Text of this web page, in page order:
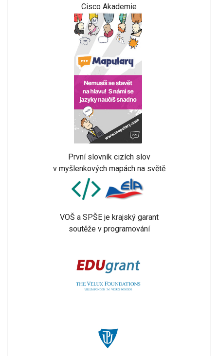
Cisco Akademie
První slovník cizích slov
v myšlenkových mapách na světě
VOŠ a SPŠE je krajský garant
soutěže v programování